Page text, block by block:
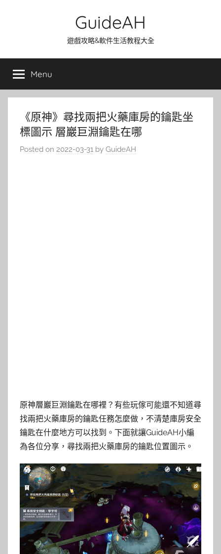
GuideAH
遊戲攻略&軟件生活教程大全
Menu
《原神》尋找兩把火藥庫房的鑰匙坐
標圖示 層巖巨淵鑰匙在哪
Posted on 2022-03-31 by GuideAH
原神層巖巨淵鑰匙在哪裡？有些玩傢可能還不知道尋
找兩把火藥庫房的鑰匙任務怎麼做，不清楚庫房安全
鑰匙在什麼地方可以找到。下面就讓GuideAH小編
為各位分享，尋找兩把火藥庫房的鑰匙位置圖示。